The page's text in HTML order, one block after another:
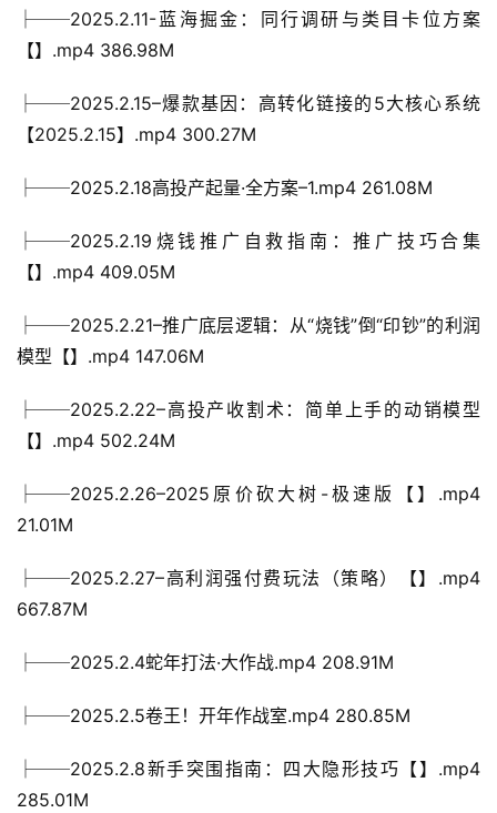
├──2025.2.11-蓝海掘金：同行调研与类目卡位方案
【】.mp4 386.98M
├──2025.2.15–爆款基因：高转化链接的5大核心系统
【2025.2.15】.mp4 300.27M
├──2025.2.18高投产起量·全方案–1.mp4 261.08M
├──2025.2.19烧钱推广自救指南：推广技巧合集
【】.mp4 409.05M
├──2025.2.21–推广底层逻辑：从“烧钱”倒“印钞”的利润
模型【】.mp4 147.06M
├──2025.2.22–高投产收割术：简单上手的动销模型
【】.mp4 502.24M
├──2025.2.26–2025原价砍大树-极速版【】.mp4
21.01M
├──2025.2.27–高利润强付费玩法（策略）【】.mp4
667.87M
├──2025.2.4蛇年打法·大作战.mp4 208.91M
├──2025.2.5卷王！开年作战室.mp4 280.85M
├──2025.2.8新手突围指南：四大隐形技巧【】.mp4
285.01M